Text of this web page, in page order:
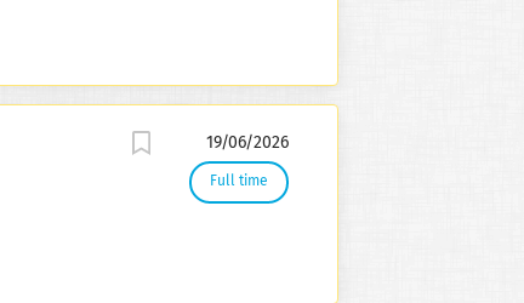
19/06/2026
Full time